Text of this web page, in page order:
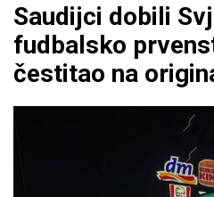
Saudijci dobili
fudbalsko
čestitao na